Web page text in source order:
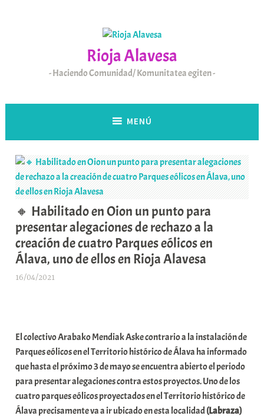
Rioja Alavesa
Haciendo Comunidad/ Komunitatea egiten
MENÚ
🔸 Habilitado en Oion un punto para
presentar alegaciones de rechazo a la
creación de cuatro Parques eólicos en
Álava, uno de ellos en Rioja Alavesa
16/04/2021
a
r
E
r
r
i
El colectivo Arabako Mendiak Aske contrario a la instalación de
Parques eólicos en el Territorio histórico de Álava ha informado
que hasta el próximo 3 de mayo se encuentra abierto el periodo
para presentar alegaciones contra estos proyectos. Uno de los
cuatro parques eólicos proyectados en el Territorio histórico de
Álava precisamente va a ir ubicado en esta localidad(Labraza)